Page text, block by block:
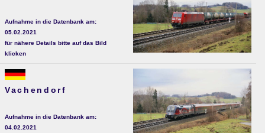
Aufnahme in die Datenbank am:
05.02.2021
für nähere Details bitte auf das Bild
klicken
Vachendorf
Aufnahme in die Datenbank am:
04.02.2021